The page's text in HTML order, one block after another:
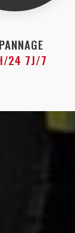
24 7J/7